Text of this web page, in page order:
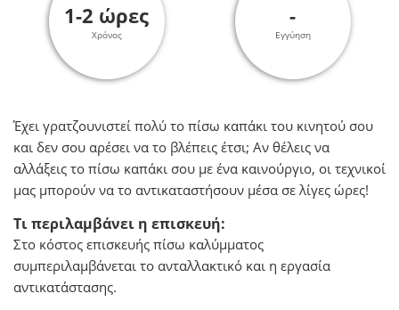
1-2 ώρες
Χρόνος
-
Εγγύηση
Έχει γρατζουνιστεί πολύ το πίσω καπάκι του κινητού σου
και δεν σου αρέσει να το βλέπεις έτσι; Αν θέλεις να
αλλάξεις τo πίσω καπάκι σου με ένα καινούργιο, οι τεχνικοί
μας μπορούν να το αντικαταστήσουν μέσα σε λίγες ώρες!
Τι περιλαμβάνει η επισκευή:
Στο κόστος επισκευής πίσω καλύμματος
συμπεριλαμβάνεται το ανταλλακτικό και η εργασία
αντικατάστασης.